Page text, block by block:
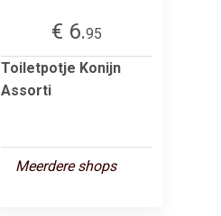
€ 6.95
Toiletpotje Konijn
Assorti
Meerdere shops